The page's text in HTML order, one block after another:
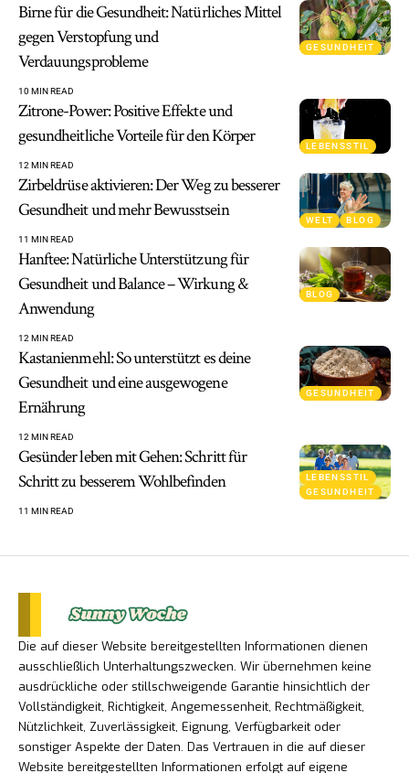
GESUNDHEIT
Birne für die Gesundheit: Natürliches Mittel
gegen Verstopfung und
Verdauungsprobleme
10 MIN READ
LEBENSSTIL
Zitrone-Power: Positive Effekte und
gesundheitliche Vorteile für den Körper
12 MIN READ
WELT BLOG
Zirbeldrüse aktivieren: Der Weg zu besserer
Gesundheit und mehr Bewusstsein
11 MIN READ
BLOG
Hanftee: Natürliche Unterstützung für
Gesundheit und Balance – Wirkung &
Anwendung
12 MIN READ
GESUNDHEIT
Kastanienmehl: So unterstützt es deine
Gesundheit und eine ausgewogene
Ernährung
12 MIN READ
LEBENSSTIL
GESUNDHEIT
Gesünder leben mit Gehen: Schritt für
Schritt zu besserem Wohlbefinden
11 MIN READ
Die auf dieser Website bereitgestellten Informationen dienen
ausschließlich Unterhaltungszwecken. Wir übernehmen keine
ausdrückliche oder stillschweigende Garantie hinsichtlich der
Vollständigkeit, Richtigkeit, Angemessenheit, Rechtmäßigkeit,
Nützlichkeit, Zuverlässigkeit, Eignung, Verfügbarkeit oder
sonstiger Aspekte der Daten. Das Vertrauen in die auf dieser
Website bereitgestellten Informationen erfolgt auf eigene